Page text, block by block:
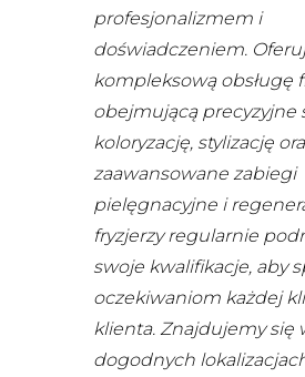
profesjonalizmem i
doświadczeniem.
kompleksową obsługę
obejmującą precyzyjne
koloryzację, stylizację
zaawansowane zabiegi
pielęgnacyjne i
fryzjerzy regularnie
swoje kwalifikacje, aby
oczekiwaniom każdej
klienta. Znajdujemy się
dogodnych